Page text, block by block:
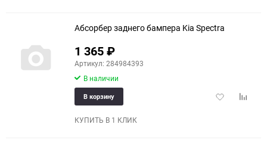
Абсорбер заднего бампера Kia Spectra
1 365₽
Артикул: 284984393
В наличии
Добавить
В корзину
КУПИТЬ В 1 КЛИК